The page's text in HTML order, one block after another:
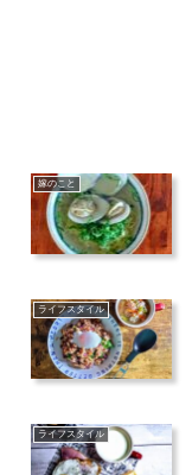
嫁のこと
ライフスタイル
ライフスタイル